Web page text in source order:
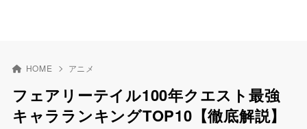
HOME アニメ
フェアリーテイル100年クエスト最強
キャラランキングTOP10【徹底解説】